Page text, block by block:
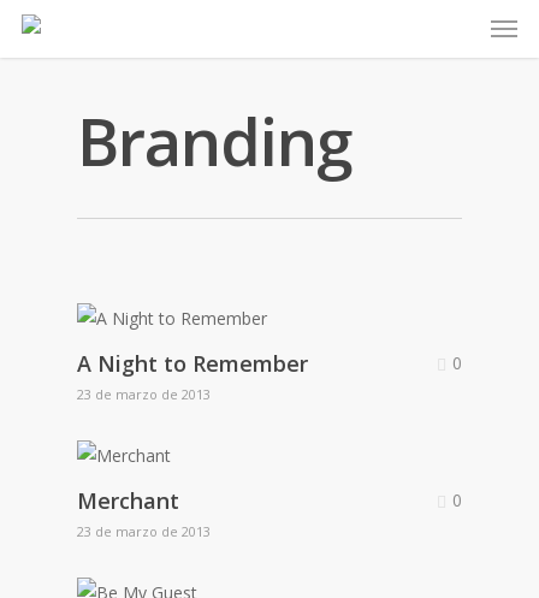
Skip
Branding
A Night to Remember
23 de marzo de 2013
0
Merchant
23 de marzo de 2013
0